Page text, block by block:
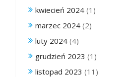
kwiecień 2024 (1)
marzec 2024 (2)
luty 2024 (4)
grudzień 2023 (1)
listopad 2023 (11)